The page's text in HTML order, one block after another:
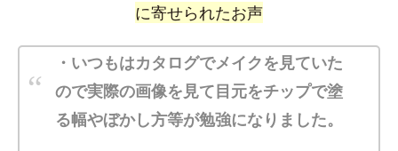
に寄せられたお声
・いつもはカタログでメイクを見ていた
ので実際の画像を見て目元をチップで塗
る幅やぼかし方等が勉強になりました。